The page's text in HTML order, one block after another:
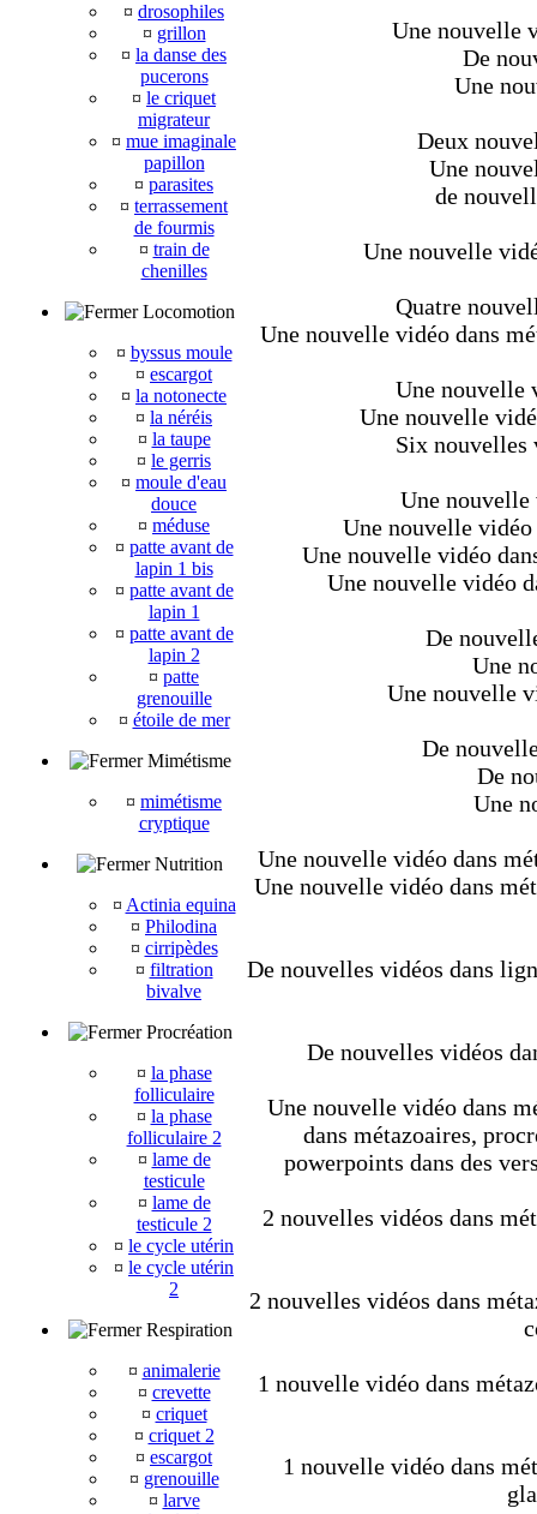
¤ drosophiles
¤ grillon
¤ la danse des
pucerons
¤ le criquet
migrateur
¤ mue imaginale
papillon
¤ parasites
¤ terrassement
de fourmis
¤ train de
chenilles
Locomotion
¤ byssus moule
¤ escargot
¤ la notonecte
¤ la néréis
¤ la taupe
¤ le gerris
¤ moule d'eau
douce
¤ méduse
¤ patte avant de
lapin 1 bis
¤ patte avant de
lapin 1
¤ patte avant de
lapin 2
¤ patte
grenouille
¤ étoile de mer
Mimétisme
¤ mimétisme
cryptique
Nutrition
¤ Actinia equina
¤ Philodina
¤ cirripèdes
¤ filtration
bivalve
Procréation
¤ la phase
folliculaire
¤ la phase
folliculaire 2
¤ lame de
testicule
¤ lame de
testicule 2
¤ le cycle utérin
¤ le cycle utérin
2
Respiration
¤ animalerie
¤ crevette
¤ criquet
¤ criquet 2
¤ escargot
¤ grenouille
¤ larve
Une nouvelle
De
Une
Deux
Une
de
Une nouvelle
Quatre
Une nouvelle vidéo dans
Une nouvelle
Une nouvelle
Six nouvelles
Une nouvelle
Une nouvelle
Une nouvelle vidéo
Une nouvelle vidéo
De
Une
Une nouvelle
De
De
Une
Une nouvelle vidéo dans
Une nouvelle vidéo dans
De nouvelles vidéos dans
De nouvelles vidéos
Une nouvelle vidéo dans
dans métazoaires,
powerpoints dans des
2 nouvelles vidéos dans
2 nouvelles vidéos dans
1 nouvelle vidéo dans
1 nouvelle vidéo dans